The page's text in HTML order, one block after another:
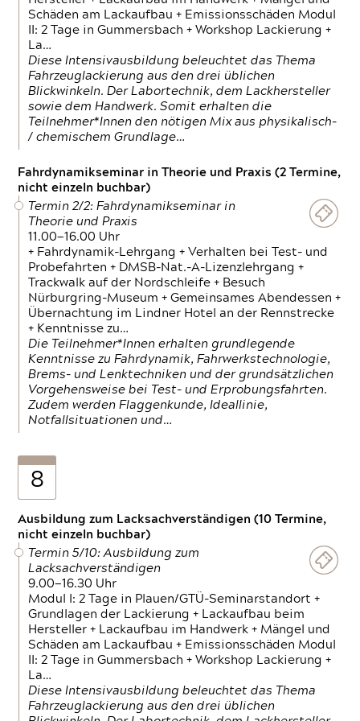
Schäden am Lackaufbau + Emissionsschäden Modul
II: 2 Tage in Gummersbach + Workshop Lackierung +
La…
Diese Intensivausbildung beleuchtet das Thema
Fahrzeuglackierung aus den drei üblichen
Blickwinkeln. Der Labortechnik, dem Lackhersteller
sowie dem Handwerk. Somit erhalten die
Teilnehmer*Innen den nötigen Mix aus physikalisch-
/ chemischem Grundlage…
Fahrdynamikseminar in Theorie und Praxis (2 Termine,
nicht einzeln buchbar)
Termin 2/2: Fahrdynamikseminar in
Theorie und Praxis
11.00—16.00 Uhr
+ Fahrdynamik-Lehrgang + Verhalten bei Test- und
Probefahrten + DMSB-Nat.-A-Lizenzlehrgang +
Trackwalk auf der Nordschleife + Besuch
Nürburgring-Museum + Gemeinsames Abendessen +
Übernachtung im Lindner Hotel an der Rennstrecke
+ Kenntnisse zu…
Die Teilnehmer*Innen erhalten grundlegende
Kenntnisse zu Fahrdynamik, Fahrwerkstechnologie,
Brems- und Lenktechniken und der grundsätzlichen
Vorgehensweise bei Test- und Erprobungsfahrten.
Zudem werden Flaggenkunde, Ideallinie,
Notfallsituationen und…
8
Ausbildung zum Lacksachverständigen (10 Termine,
nicht einzeln buchbar)
Termin 5/10: Ausbildung zum
Lacksachverständigen
9.00—16.30 Uhr
Modul I: 2 Tage in Plauen/GTÜ-Seminarstandort +
Grundlagen der Lackierung + Lackaufbau beim
Hersteller + Lackaufbau im Handwerk + Mängel und
Schäden am Lackaufbau + Emissionsschäden Modul
II: 2 Tage in Gummersbach + Workshop Lackierung +
La…
Diese Intensivausbildung beleuchtet das Thema
Fahrzeuglackierung aus den drei üblichen